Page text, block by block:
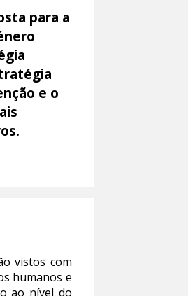
para a
e o
vistos com
humanos e
ao nível do